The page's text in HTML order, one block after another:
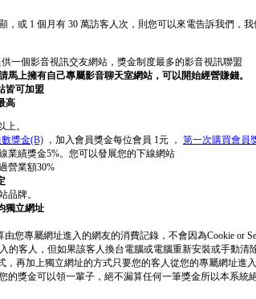
，或 1 個月有 30 萬訪客人次，則您可以來電告訴我們，
一個影音視訊交友網站，獎金制度最多的影音視訊聯盟
馬上擁有自己專屬影音聊天室網站，可以開始經營賺錢。
皆可加盟
高
上。
獎金(B) ，加入會員獎金每位會員 1元 ， 第一次購買會員
業績獎金5%。您可以發展您的下線網站
營業額30%
品牌。
獨立網址
您專屬網址進入的網友的消費記錄，不會因為Cookie or
的客人，但如果該客人換台電腦或電腦重新安裝或手動
，再加上獨立網址的方式只要您的客人從您的專屬網址
的獎金可以領一輩子，絕不漏算任何一筆獎金所以本系統